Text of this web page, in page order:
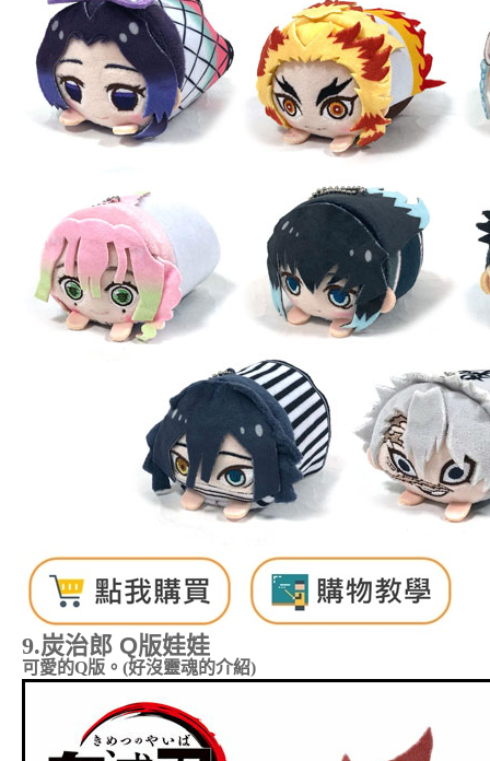
9.炭治郎 Q版娃娃
可愛的Q版。(好沒靈魂的介紹)